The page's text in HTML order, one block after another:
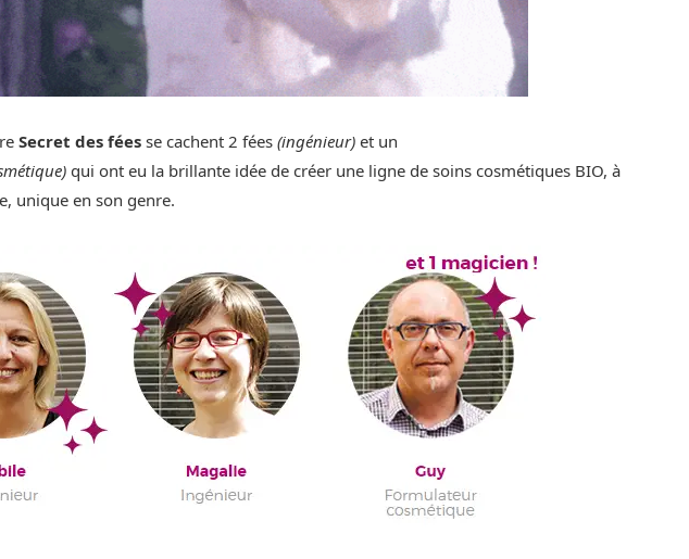
Secret des féesse cachent 2 fées(ingénieur)et un
qui ont eu la brillante idée de créer une ligne de soins cosmétiques BIO, à
unique en son genre.